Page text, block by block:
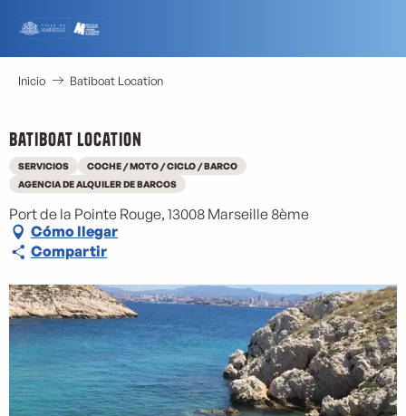
contenu
principal
Inicio Batiboat Location
Batiboat Location
SERVICIOS
COCHE / MOTO / CICLO / BARCO
AGENCIA DE ALQUILER DE BARCOS
Port de la Pointe Rouge, 13008 Marseille 8ème
Cómo llegar
Compartir